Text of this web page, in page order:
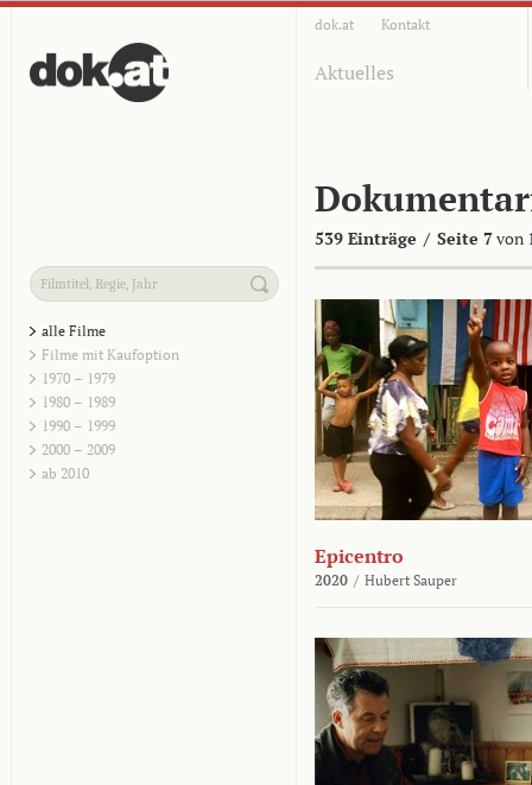
dok.at Kontakt
Aktuelles
539 Einträge / Seite 7von
alle Filme
Filme mit Kaufoption
1970 – 1979
1980 – 1989
1990 – 1999
2000 – 2009
ab 2010
Epicentro
2020 / Hubert Sauper